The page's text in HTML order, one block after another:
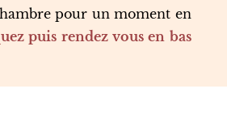
pour un moment en
puis rendez vous en bas